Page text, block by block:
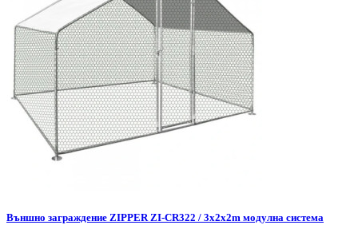
Външно заграждение ZIPPER ZI-CR322 / 3x2x2m модулна система